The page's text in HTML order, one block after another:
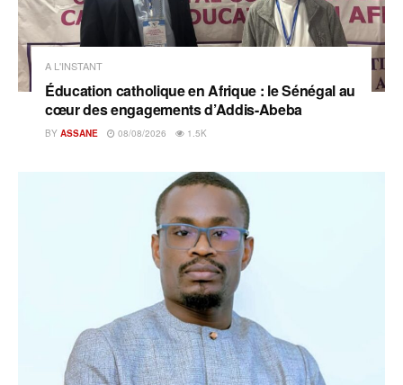
A L'INSTANT
Éducation catholique en Afrique : le Sénégal au
cœur des engagements d’Addis-Abeba
BY ASSANE 08/08/2026 1.5K